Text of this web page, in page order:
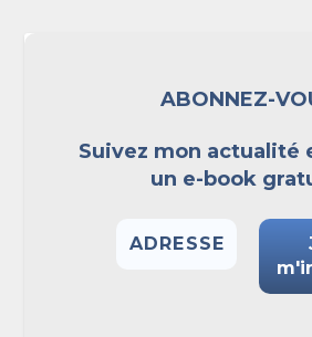
ABONNEZ-
Suivez mon actualité
un e-book